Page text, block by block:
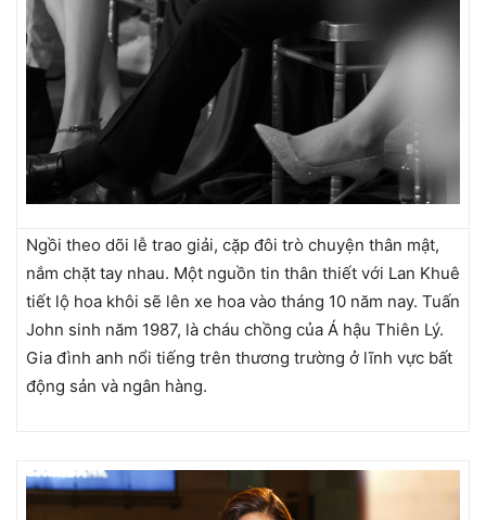
Ngồi theo dõi lễ trao giải, cặp đôi trò chuyện thân mật,
nắm chặt tay nhau. Một nguồn tin thân thiết với Lan Khuê
tiết lộ hoa khôi sẽ lên xe hoa vào tháng 10 năm nay. Tuấn
John sinh năm 1987, là cháu chồng của Á hậu Thiên Lý.
Gia đình anh nổi tiếng trên thương trường ở lĩnh vực bất
động sản và ngân hàng.